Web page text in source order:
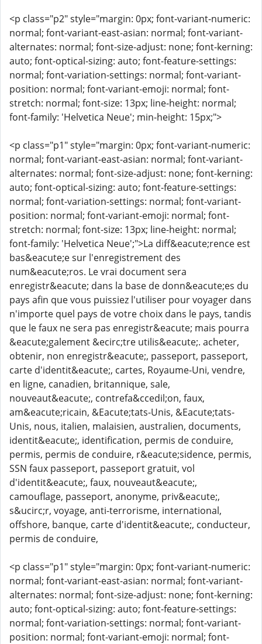
<p class="p2" style="margin: 0px; font-variant-numeric:
normal; font-variant-east-asian: normal; font-variant-
alternates: normal; font-size-adjust: none; font-kerning:
auto; font-optical-sizing: auto; font-feature-settings:
normal; font-variation-settings: normal; font-variant-
position: normal; font-variant-emoji: normal; font-
stretch: normal; font-size: 13px; line-height: normal;
font-family: 'Helvetica Neue'; min-height: 15px;">
<p class="p1" style="margin: 0px; font-variant-numeric:
normal; font-variant-east-asian: normal; font-variant-
alternates: normal; font-size-adjust: none; font-kerning:
auto; font-optical-sizing: auto; font-feature-settings:
normal; font-variation-settings: normal; font-variant-
position: normal; font-variant-emoji: normal; font-
stretch: normal; font-size: 13px; line-height: normal;
font-family: 'Helvetica Neue';">La diff&eacute;rence est
bas&eacute;e sur l'enregistrement des
num&eacute;ros. Le vrai document sera
enregistr&eacute; dans la base de donn&eacute;es du
pays afin que vous puissiez l'utiliser pour voyager dans
n'importe quel pays de votre choix dans le pays, tandis
que le faux ne sera pas enregistr&eacute; mais pourra
&eacute;galement &ecirc;tre utilis&eacute;. acheter,
obtenir, non enregistr&eacute;, passeport, passeport,
carte d'identit&eacute;, cartes, Royaume-Uni, vendre,
en ligne, canadien, britannique, sale,
nouveaut&eacute;, contrefa&ccedil;on, faux,
am&eacute;ricain, &Eacute;tats-Unis, &Eacute;tats-
Unis, nous, italien, malaisien, australien, documents,
identit&eacute;, identification, permis de conduire,
permis, permis de conduire, r&eacute;sidence, permis,
SSN faux passeport, passeport gratuit, vol
d'identit&eacute;, faux, nouveaut&eacute;,
camouflage, passeport, anonyme, priv&eacute;,
s&ucirc;r, voyage, anti-terrorisme, international,
offshore, banque, carte d'identit&eacute;, conducteur,
permis de conduire,
<p class="p1" style="margin: 0px; font-variant-numeric:
normal; font-variant-east-asian: normal; font-variant-
alternates: normal; font-size-adjust: none; font-kerning:
auto; font-optical-sizing: auto; font-feature-settings:
normal; font-variation-settings: normal; font-variant-
position: normal; font-variant-emoji: normal; font-